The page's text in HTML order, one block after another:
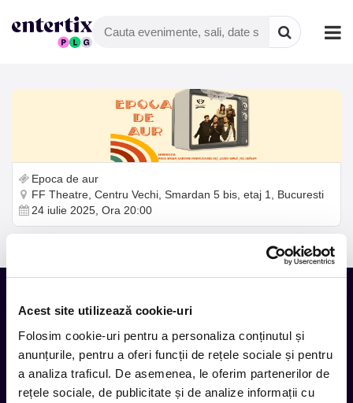
Acest site utilizează cookie-uri
Folosim cookie-uri pentru a personaliza conținutul și
anunțurile, pentru a oferi funcții de rețele sociale și pentru
a analiza traficul. De asemenea, le oferim partenerilor de
rețele sociale, de publicitate și de analize informații cu
Epoca de aur
FF Theatre, Centru Vechi, Smardan 5 bis, etaj 1, Bucuresti
24 iulie 2025, Ora 20:00
Tot ce te intereseaza, direct in
inbox.
Aboneaza-te la newsletter-ul nostru, fii primul la care ajung
evenimentele noi.